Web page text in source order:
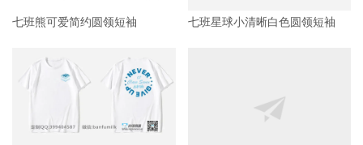
七班熊可爱简约圆领短袖 七班星球小清晰白色圆领短袖